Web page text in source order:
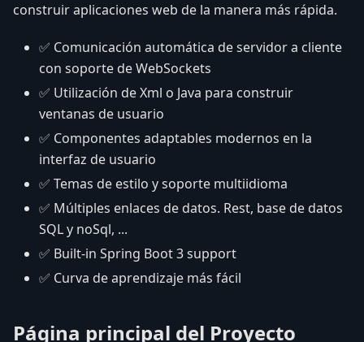
construir aplicaciones web de la manera más rápida.
✅ Comunicación automática de servidor a cliente
con soporte de WebSockets
✅ Utilización de Xml o Java para construir
ventanas de usuario
✅ Componentes adaptables modernos en la
interfaz de usuario
✅ Temas de estilo y soporte multiidioma
✅ Múltiples enlaces de datos. Rest, base de datos
SQL y noSql, ...
✅ Built-in Spring Boot 3 support
✅ Curva de aprendizaje más fácil
Página principal del Proyecto